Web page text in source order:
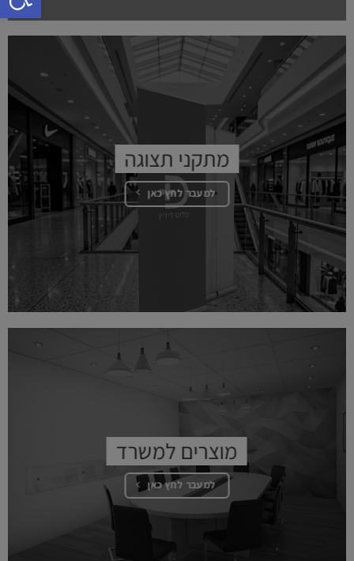
מתקני תצוגה
למעבר לחץ כאן
מוצרים למשרד
למעבר לחץ כאן